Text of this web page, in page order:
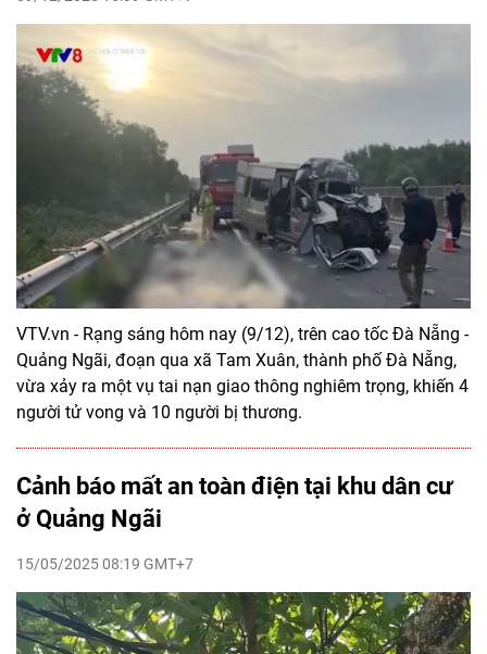
VTV.vn - Rạng sáng hôm nay (9/12), trên cao tốc Đà Nẵng -
Quảng Ngãi, đoạn qua xã Tam Xuân, thành phố Đà Nẵng,
vừa xảy ra một vụ tai nạn giao thông nghiêm trọng, khiến 4
người tử vong và 10 người bị thương.
Cảnh báo mất an toàn điện tại khu dân cư
ở Quảng Ngãi
15/05/2025 08:19 GMT+7